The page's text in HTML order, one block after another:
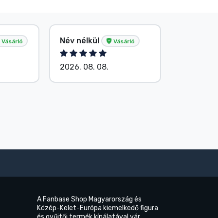
Vásárló Név nélkül Vásárló
2026. 08. 08.
A Fanbase Shop Magyarország és
Közép-Kelet-Európa kiemelkedő figura